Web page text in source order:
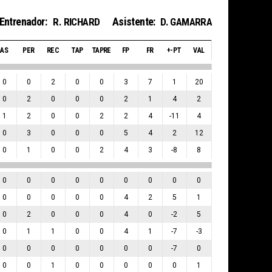
R. RICHARD Asistente: D. GAMARRA
AS PER REC TAP TAPRE FP FR +-PT VAL
0 0 2 0 0 3 7 1
20
0
2 0 0 0 2 1 4
2
1
2 0 0 2 2 4 -11
4
0
3 0 0 0 5 4 2
12
0
1 0 0 2 4 3 -8 8
0 0 0 0 0 0 0 0
0
0
0 0 0 0 4 2 5
1
0
2 0 0 0 4 0 -2
5
0
1 1 0 0 4 1 -7
-3
0
0 0 0 0 0 0 -7
0
0
0 1 0 0 0 0 0 1